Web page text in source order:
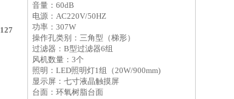
音量： 60dB
电源 ： AC220V/50HZ
功率： 307W
操作孔类别：三角型（梯形）
过滤器： B型过滤器6组
风机数量： 3个
照明： LED照明灯1组 （20W/900mm)
显示屏：七寸液晶触摸屏
台面： 环氧树脂台面